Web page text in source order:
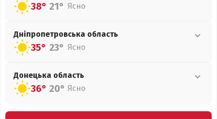
38° 21° Ясно
Дніпропетровська область
35° 23° Ясно
Донецька область
36° 20° Ясно